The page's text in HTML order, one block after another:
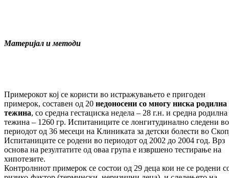
Материјал иметоди
Примерокот кој се користи во истражувањето е пригоден
примерок, составен од 20 недоносени со многу ниска родилна
тежина, со средна гестациска недела – 28 г.н. и средна родилна
тежина – 1260 гр. Испитаниците се лонгитудинално следени во
периодот од 36 месеци на Клиниката за детски болести во
Испитаниците се родени во периодот од 2002 до 2004 год. Врз
основа на резултатите од оваа група е извршено тестирање на
хипотезите.
Контролниот примерок се состои од 29 деца кои не се родени